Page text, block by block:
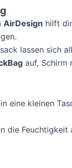
AirDesign hilft
lassen sich
auf, Schirm
eine kleinen
die Feuchtigkeit